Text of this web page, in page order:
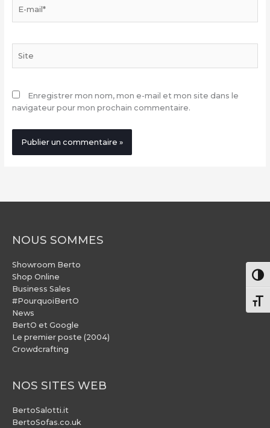
mail*
Enregistrer mon nom, mon e-mail et mon site dans le
navigateur pour mon prochain commentaire.
NOUS SOMMES
Showroom Berto
Shop Online
Business Sales
#PourquoiBertO
News
BertO et Google
Le premier poste (2004)
Crowdcrafting
NOS SITES WEB
BertoSalotti.it
BertoSofas.co.uk